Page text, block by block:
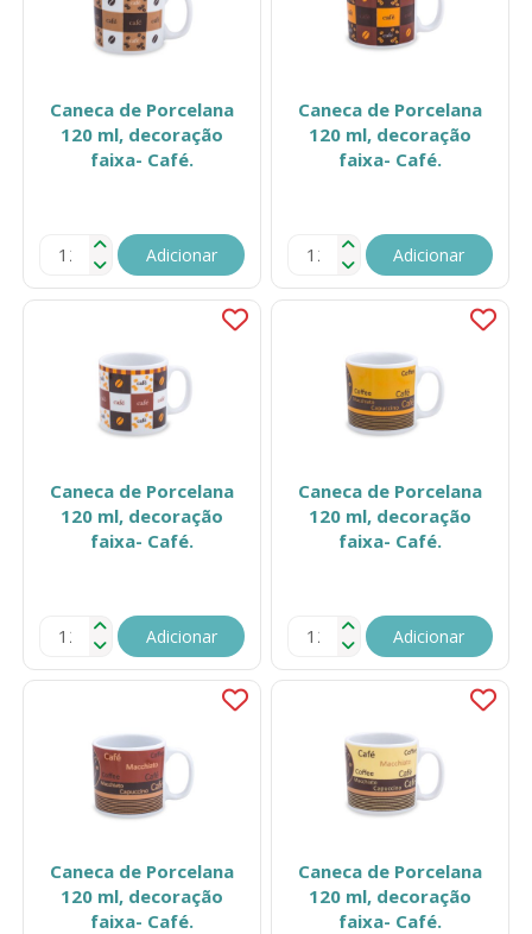
Caneca de Porcelana
120 ml, decoração
faixa- Café.
Adicionar
Caneca de Porcelana
120 ml, decoração
faixa- Café.
Adicionar
Caneca de Porcelana
120 ml, decoração
faixa- Café.
Adicionar
Caneca de Porcelana
120 ml, decoração
faixa- Café.
Adicionar
Caneca de Porcelana
120 ml, decoração
faixa- Café.
Caneca de Porcelana
120 ml, decoração
faixa- Café.